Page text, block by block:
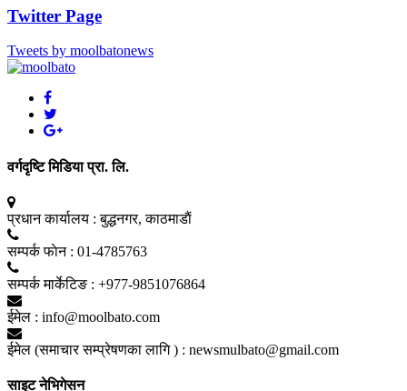
Twitter Page
Tweets by moolbatonews
वर्गदृष्टि मिडिया प्रा. लि.
प्रधान कार्यालय : बुद्धनगर, काठमाडाैं
सम्पर्क फाेन : 01-4785763
सम्पर्क मार्केटिङ : +977-9851076864
ईमेल : info@moolbato.com
ईमेल (समाचार सम्प्रेषणका लागि ) : newsmulbato@gmail.com
साइट नेभिगेसन